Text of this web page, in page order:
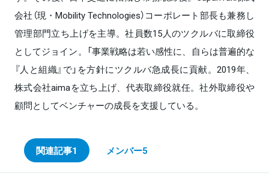
会社（現・Mobility Technologies）コーポレート部長も兼務し
管理部門立ち上げを主導。社員数15人のツクルバに取締役
としてジョイン。「事業戦略は若い感性に、自らは普遍的な
『人と組織』で」を方針にツクルバ急成長に貢献。2019年、
株式会社aimaを立ち上げ、代表取締役就任。社外取締役や
顧問としてベンチャーの成長を支援している。
関連記事1 メンバー5